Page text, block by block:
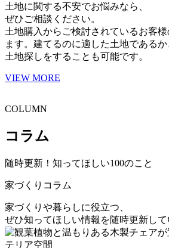
土地に関する不安でお悩みなら、
ぜひご相談ください。
土地購入からご検討されているお客
ます。建てるのに適した土地である
土地探しをすることも可能です。
VIEW MORE
COLUMN
コラム
随時更新！知ってほしい100のこと
家づくりコラム
家づくりや暮らしに役立つ、
ぜひ知ってほしい情報を随時更新して